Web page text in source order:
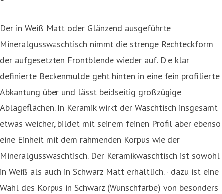
Der in Weiß Matt oder Glänzend ausgeführte
Mineralgusswaschtisch nimmt die strenge Rechteckform
der aufgesetzten Frontblende wieder auf. Die klar
definierte Beckenmulde geht hinten in eine fein profilierte
Abkantung über und lässt beidseitig großzügige
Ablageflächen. In Keramik wirkt der Waschtisch insgesamt
etwas weicher, bildet mit seinem feinen Profil aber ebenso
eine Einheit mit dem rahmenden Korpus wie der
Mineralgusswaschtisch. Der Keramikwaschtisch ist sowohl
in Weiß als auch in Schwarz Matt erhältlich. - dazu ist eine
Wahl des Korpus in Schwarz (Wunschfarbe) von besonders